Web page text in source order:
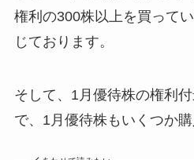
権利の300株以上を買って
じております。
そして、1月優待株の権利
で、1月優待株もいくつか購